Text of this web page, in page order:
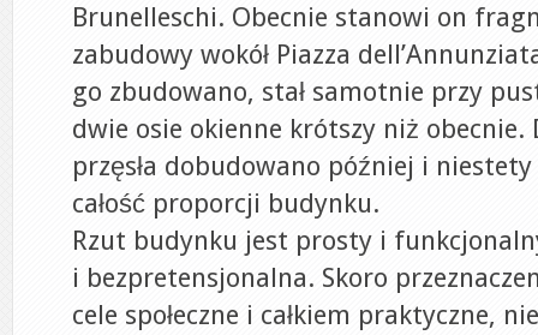
Brunelleschi. Obecnie stanowi on
zabudowy wokół Piazza
go zbudowano, stał samotnie przy
dwie osie okienne krótszy niż obecnie.
przęsła dobudowano później i
całość proporcji budynku.
Rzut budynku jest prosty i
i bezpretensjonalna. Skoro
cele społeczne i całkiem praktyczne,